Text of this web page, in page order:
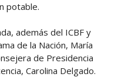
potable.
además del ICBF y
de la Nación, María
de Presidencia
Carolina Delgado.